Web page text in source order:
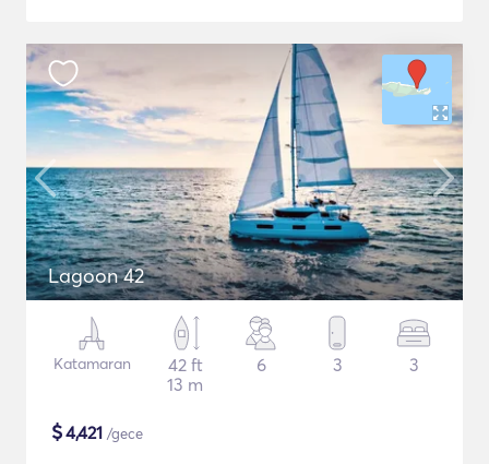
Lagoon 42
Katamaran
42 ft
13 m
6 3 3
$4,421 /gece